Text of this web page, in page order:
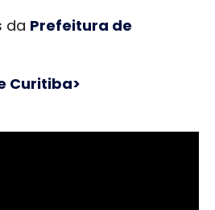
da Prefeitura de
Curitiba>